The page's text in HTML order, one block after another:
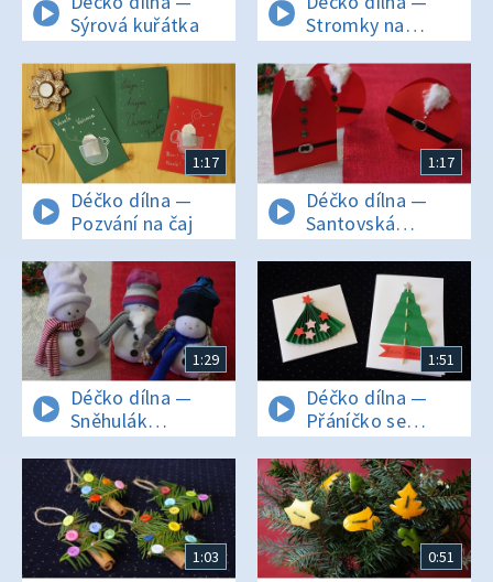
Sýrová kuřátka
Stromky na
stromek
1:17
Déčko dílna —
Pozvání na čaj
1:17
Déčko dílna —
Santovská
přáníčka
1:29
Déčko dílna —
Sněhulák
z ponožky
1:51
Déčko dílna —
Přáníčko se
stromečkem
1:03 0:51